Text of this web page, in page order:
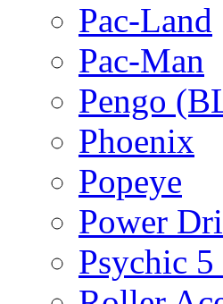
Pac-Land
Pac-Man
Pengo
Phoenix
Popeye
Power
Psychic